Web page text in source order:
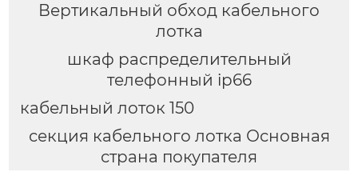
Вертикальный обход кабельного
лотка
шкаф распределительный
телефонный ip66
кабельный лоток 150
секция кабельного лотка Основная
страна покупателя